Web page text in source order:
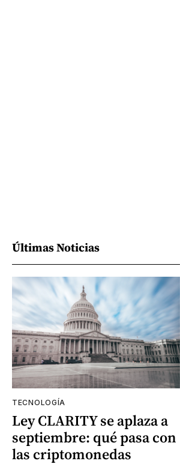
Últimas Noticias
TECNOLOGÍA
Ley CLARITY se aplaza a
septiembre: qué pasa con
las criptomonedas